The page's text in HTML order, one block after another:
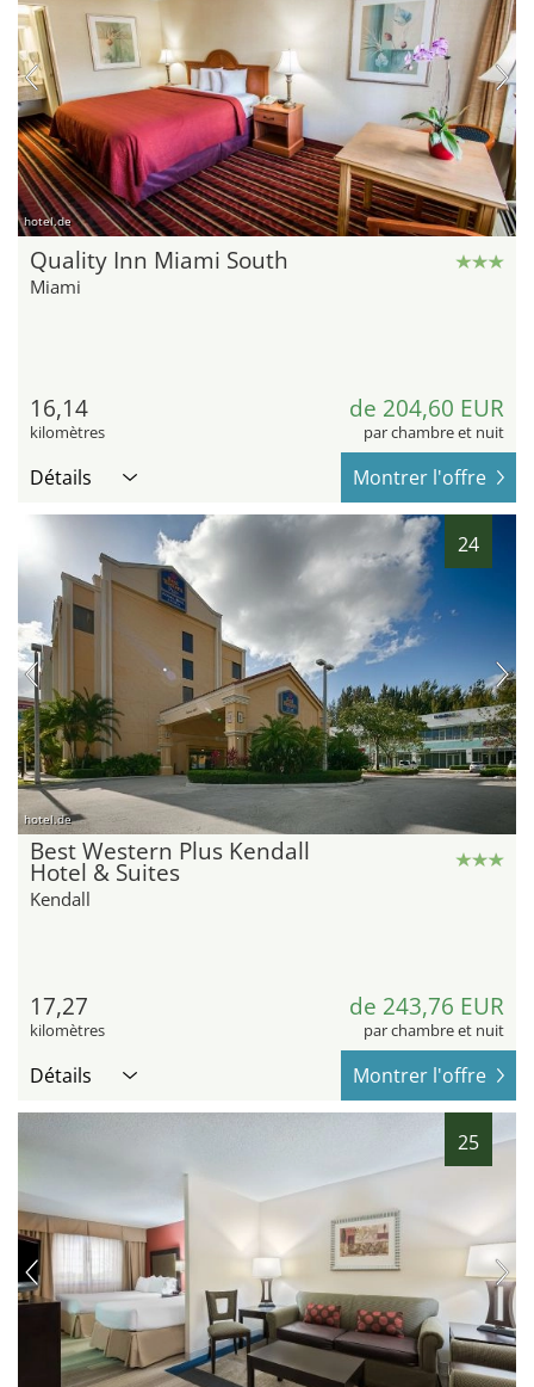
hotel.de
Quality Inn Miami South
Miami
16,14
kilomètres
de 204,60 EUR
par chambre et nuit
Détails Montrer l'offre
24
hotel.de
Best Western Plus Kendall
Hotel & Suites
Kendall
17,27
kilomètres
de 243,76 EUR
par chambre et nuit
Détails Montrer l'offre
25